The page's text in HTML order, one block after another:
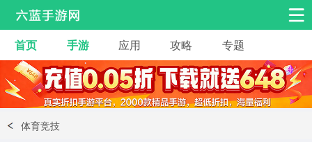
安卓手游 手游工具
热门手游 角色扮演 益智休闲
动作射击
首页 手游 应用 攻略 专题
体育竞技